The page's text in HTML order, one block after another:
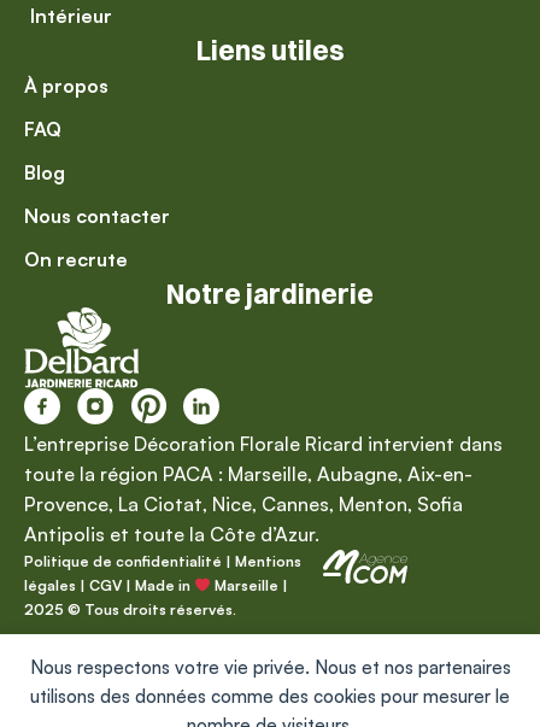
Nous respectons votre vie privée. Nous et nos partenaires
utilisons des données comme des cookies pour mesurer le
Intérieur
Liens utiles
À propos
FAQ
Blog
Nous contacter
On recrute
Notre jardinerie
L’entreprise Décoration Florale Ricard intervient dans
toute la région PACA : Marseille, Aubagne, Aix-en-
Provence, La Ciotat, Nice, Cannes, Menton, Sofia
Antipolis et toute la Côte d’Azur.
Politique de confidentialité | Mentions
légales | CGV | Made in
Marseille |
2025 © Tous droits réservés.